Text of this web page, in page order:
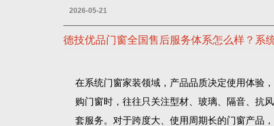
2026-05-21
德技优品门窗全国售后服务体系怎么样？系
在系统门窗家装领域，产品品质决定使用体验
购门窗时，往往只关注型材、玻璃、隔音、抗
套服务。对于跨度大、使用周期长的门窗产品